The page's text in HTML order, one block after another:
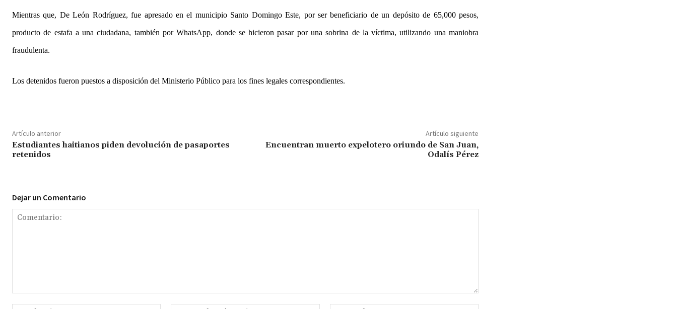
Mientras que, De León Rodríguez, fue apresado en el municipio Santo Domingo Este, por ser beneficiario de un depósito de 65,000 pesos,
producto de estafa a una ciudadana, también por WhatsApp, donde se hicieron pasar por una sobrina de la víctima, utilizando una maniobra
fraudulenta.
Los detenidos fueron puestos a disposición del Ministerio Público para los fines legales correspondientes.
Artículo anterior
Estudiantes haitianos piden devolución de pasaportes
retenidos
Artículo siguiente
Encuentran muerto expelotero oriundo de San Juan,
Odalís Pérez
Dejar un Comentario